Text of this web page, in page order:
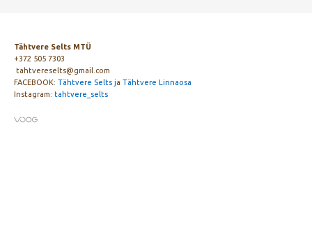
Tähtvere Selts MTÜ
+372 505 7303
tahtvereselts@gmail.com
FACEBOOK: Tähtvere Selts ja Tähtvere Linnaosa
Instagram: tahtvere_selts